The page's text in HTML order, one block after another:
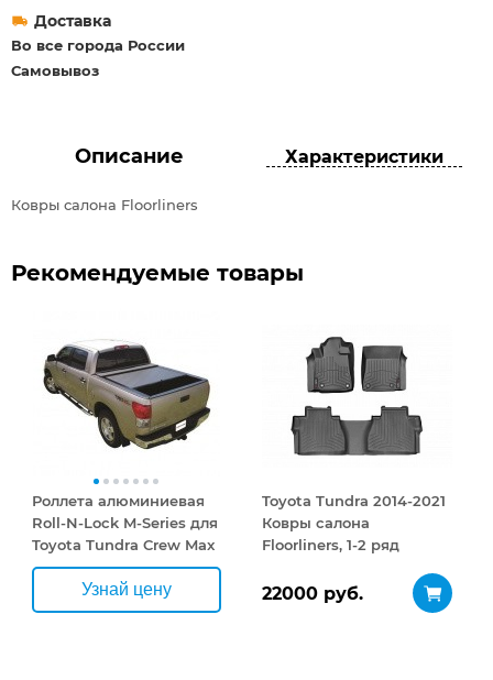
Доставка
Во все города России
Самовывоз
Описание Характеристики
Ковры салона Floorliners
Рекомендуемые товары
Роллета алюминиевая
Roll-N-Lock M-Series для
Toyota Tundra Crew Max
Cab 2006+
Узнай цену
Toyota Tundra 2014-2021
Ковры салона
Floorliners, 1-2 ряд
22000 руб.